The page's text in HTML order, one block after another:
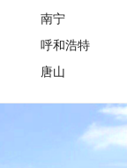
南宁
呼和浩特
唐山